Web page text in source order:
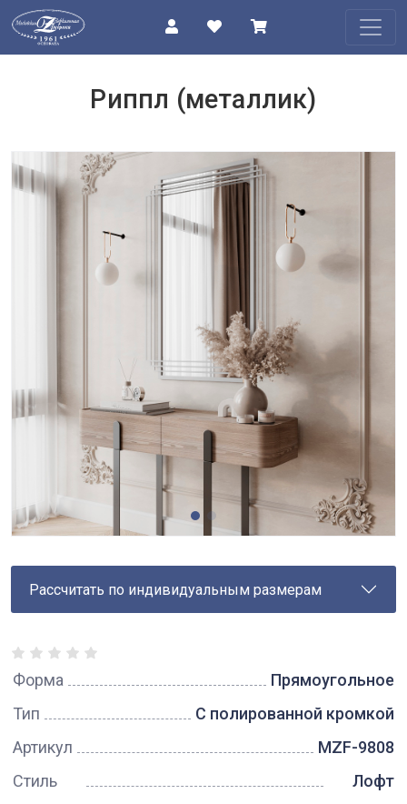
ПРОЕКТЫ
Риппл (металлик)
Рассчитать по индивидуальным размерам
Форма
Прямоугольное
Тип
С полированной кромкой
Артикул
MZF-9808
Стиль
Лофт